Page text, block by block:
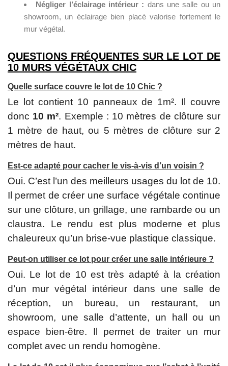
Négliger l’éclairage intérieur : dans une salle ou un
showroom, un éclairage bien placé valorise fortement le
mur végétal.
QUESTIONS FRÉQUENTES SUR LE LOT DE
10 MURS VÉGÉTAUX CHIC
Quelle surface couvre le lot de 10 Chic ?
Le lot contient 10 panneaux de 1m². Il couvre
donc 10 m². Exemple : 10 mètres de clôture sur
1 mètre de haut, ou 5 mètres de clôture sur 2
mètres de haut.
Est-ce adapté pour cacher le vis-à-vis d’un voisin ?
Oui. C’est l’un des meilleurs usages du lot de 10.
Il permet de créer une surface végétale continue
sur une clôture, un grillage, une rambarde ou un
claustra. Le rendu est plus moderne et plus
chaleureux qu’un brise-vue plastique classique.
Peut-on utiliser ce lot pour créer une salle intérieure ?
Oui. Le lot de 10 est très adapté à la création
d’un mur végétal intérieur dans une salle de
réception, un bureau, un restaurant, un
showroom, une salle d’attente, un hall ou un
espace bien-être. Il permet de traiter un mur
complet avec un rendu homogène.